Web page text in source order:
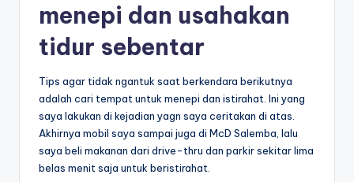
menepi dan usahakan
tidur sebentar
Tips agar tidak ngantuk saat berkendara berikutnya
adalah cari tempat untuk menepi dan istirahat. Ini yang
saya lakukan di kejadian yagn saya ceritakan di atas.
Akhirnya mobil saya sampai juga di McD Salemba, lalu
saya beli makanan dari drive-thru dan parkir sekitar lima
belas menit saja untuk beristirahat.